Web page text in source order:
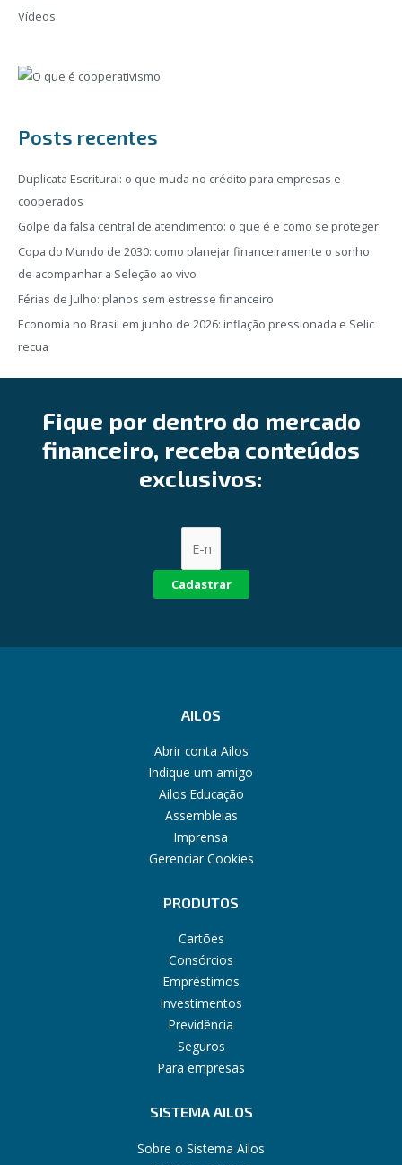
Vídeos
Posts recentes
Duplicata Escritural: o que muda no crédito para empresas e
cooperados
Golpe da falsa central de atendimento: o que é e como se proteger
Copa do Mundo de 2030: como planejar financeiramente o sonho
de acompanhar a Seleção ao vivo
Férias de Julho: planos sem estresse financeiro
Economia no Brasil em junho de 2026: inflação pressionada e Selic
recua
Fique por dentro do mercado
financeiro, receba conteúdos
exclusivos:
Cadastrar
AILOS
Abrir conta Ailos
Indique um amigo
Ailos Educação
Assembleias
Imprensa
Gerenciar Cookies
PRODUTOS
Cartões
Consórcios
Empréstimos
Investimentos
Previdência
Seguros
Para empresas
SISTEMA AILOS
Sobre o Sistema Ailos